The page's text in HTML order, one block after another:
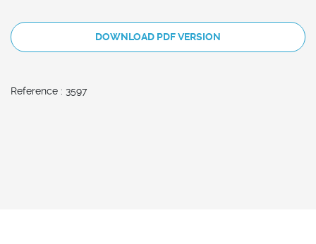
DOWNLOAD PDF VERSION
Reference : 3597